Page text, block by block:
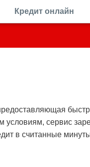
Кредит онлайн
условиям, сервис
в считанные